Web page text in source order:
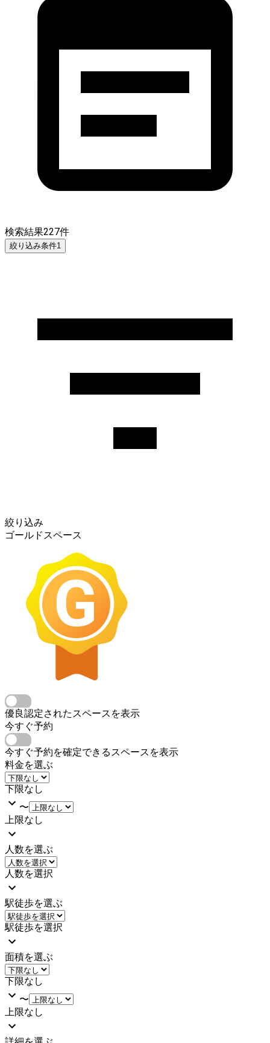
検索結果227件
絞り込み条件1
絞り込み
ゴールドスペース
優良認定されたスペースを表示
今すぐ予約
今すぐ予約を確定できるスペースを表示
料金を選ぶ
下限なし
〜
上限なし
人数を選ぶ
人数を選択
駅徒歩を選ぶ
駅徒歩を選択
面積を選ぶ
下限なし
〜
上限なし